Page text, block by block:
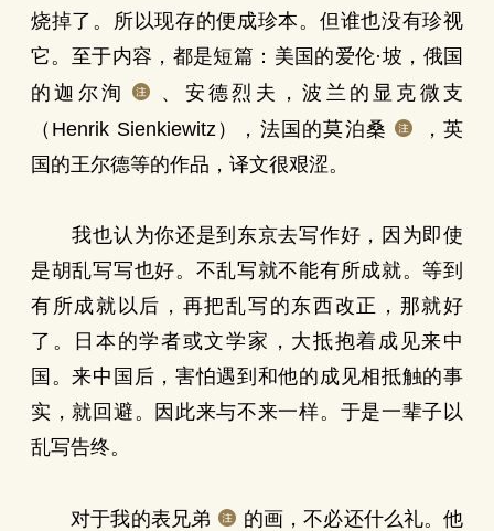
烧掉了。所以现存的便成珍本。但谁也没有珍视
它。至于内容，都是短篇：美国的爱伦·坡，俄国
的迦尔洵
、安德烈夫，波兰的显克微支
（Henrik Sienkiewitz），法国的莫泊桑
，英
国的王尔德等的作品，译文很艰涩。
我也认为你还是到东京去写作好，因为即使
是胡乱写写也好。不乱写就不能有所成就。等到
有所成就以后，再把乱写的东西改正，那就好
了。日本的学者或文学家，大抵抱着成见来中
国。来中国后，害怕遇到和他的成见相抵触的事
实，就回避。因此来与不来一样。于是一辈子以
乱写告终。
对于我的表兄弟
的画，不必还什么礼。他